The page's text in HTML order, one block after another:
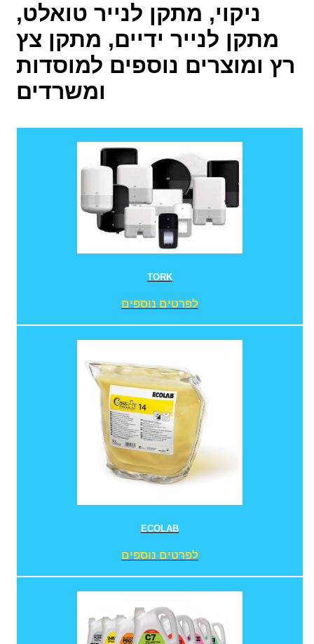
ניקוי, מתקן לנייר טואלט,
מתקן לנייר ידיים, מתקן צץ
רץ ומוצרים נוספים למוסדות
ומשרדים
TORK
לפרטים נוספים
ECOLAB
לפרטים נוספים